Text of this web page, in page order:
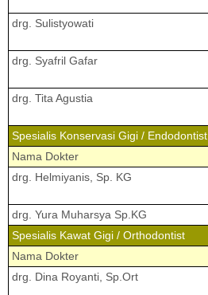
drg. Sulistyowati
drg. Syafril Gafar
drg. Tita Agustia
Spesialis Konservasi Gigi / Endodontist
Nama Dokter
drg. Helmiyanis, Sp. KG
drg. Yura Muharsya Sp.KG
Spesialis Kawat Gigi / Orthodontist
Nama Dokter
drg. Dina Royanti, Sp.Ort